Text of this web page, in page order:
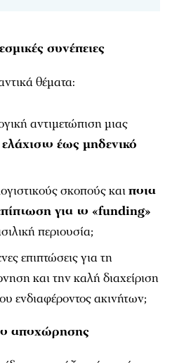
συνέπειες
θέματα:
αντιμετώπιση μιας
ελάχιστο έως μηδενικό
σκοπούς καιποια
για το «funding»
περιουσία;
επιπτώσεις για τη
και την καλή διαχείριση
ενδιαφέροντος ακινήτων;
αποχώρησης